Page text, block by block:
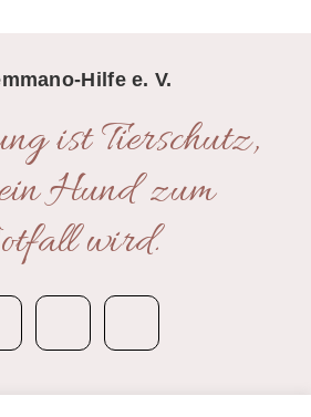
Hilfe e. V.
ist Tierschutz,
Hund zum
wird.
|Datenschutzerklärung